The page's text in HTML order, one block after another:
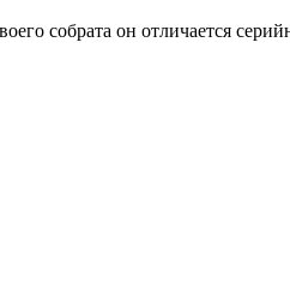
собрата он отличается